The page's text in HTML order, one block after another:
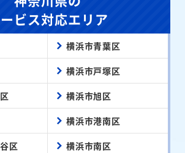
ビス対応エリア
横浜市青葉区
横浜市戸塚区
横浜市旭区
横浜市港南区
区 横浜市南区